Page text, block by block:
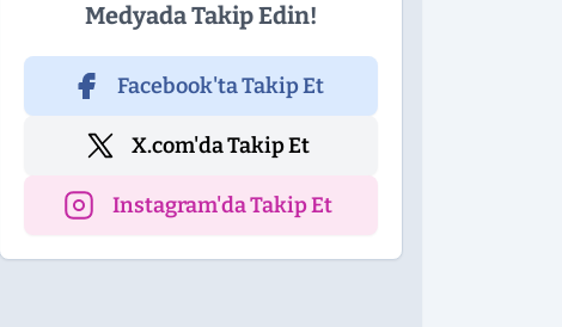
Medyada Takip Edin!
Facebook'ta Takip Et
X.com'da Takip Et
Instagram'da Takip Et